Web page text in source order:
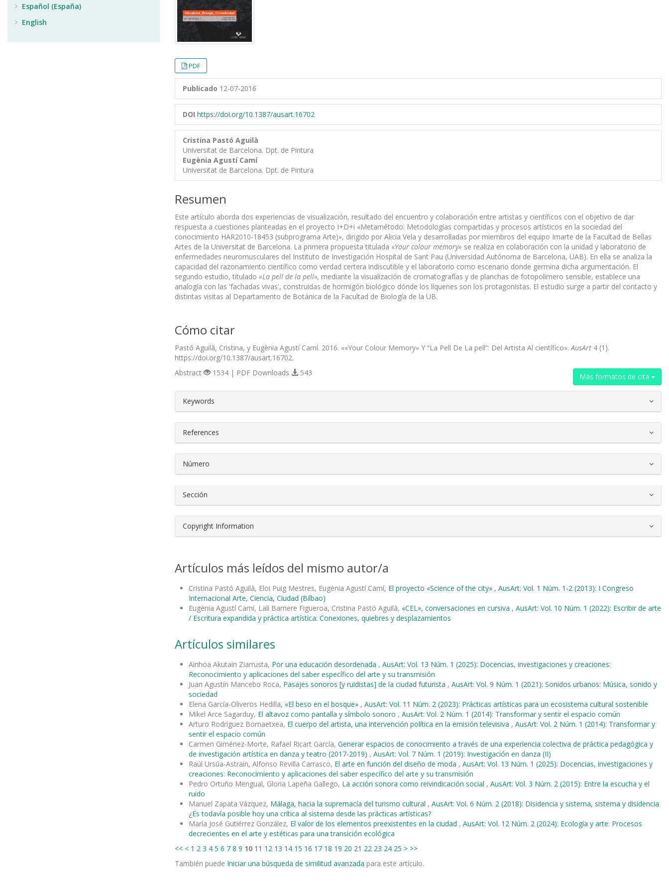
PDF
Publicado 12-07-2016
DOI https://doi.org/10.1387/ausart.16702
Cristina Pastó Aguilà
Universitat de Barcelona. Dpt. de Pintura
Eugènia Agustí Camí
Universitat de Barcelona. Dpt. de Pintura
Resumen
Este artículo aborda dos experiencias de visualización, resultado del encuentro y colaboración entre artistas y científicos con el objetivo de dar
respuesta a cuestiones planteadas en el proyecto I+D+i «Metamétodo: Metodologías compartidas y procesos artísticos en la sociedad del
conocimiento HAR2010-18453 (subprograma Arte)», dirigido por Alicia Vela y desarrolladas por miembros del equipo Imarte de la Facultad de Bellas
Artes de la Universitat de Barcelona. La primera propuesta titulada «Your colour memory» se realiza en colaboración con la unidad y laboratorio de
enfermedades neuromusculares del Instituto de Investigación Hospital de Sant Pau (Universidad Autónoma de Barcelona, UAB). En ella se analiza la
capacidad del razonamiento científico como verdad certera indiscutible y el laboratorio como escenario donde germina dicha argumentación. El
segundo estudio, titulado «La pell de la pell», mediante la visualización de cromatografías y de planchas de fotopolímero sensible, establece una
analogía con las 'fachadas vivas', construidas de hormigón biológico dónde los líquenes son los protagonistas. El estudio surge a partir del contacto y
distintas visitas al Departamento de Botánica de la Facultad de Biología de la UB.
Cómo citar
Pastó Aguilà, Cristina, y Eugènia Agustí Camí. 2016. ««Your Colour Memory» Y “La Pell De La pell”: Del Artista Al científico». AusArt 4 (1).
https://doi.org/10.1387/ausart.16702.
Más formatos de cita
Abstract 1534 | PDF Downloads 543
##plugins.themes.bootstrap3.article.details##
Keywords
References
Número
Sección
Copyright Information
Artículos más leídos del mismo autor/a
Cristina Pastó Aguilà, Eloi Puig Mestres, Eugènia Agustí Camí, El proyecto «Science of the city» , AusArt: Vol. 1 Núm. 1-2 (2013): I Congreso
Internacional Arte, Ciencia, Ciudad (Bilbao)
Eugènia Agustí Camí, Lali Barriere Figueroa, Cristina Pastó Aguilà, «CEL», conversaciones en cursiva , AusArt: Vol. 10 Núm. 1 (2022): Escribir de arte
/ Escritura expandida y práctica artística: Conexiones, quiebres y desplazamientos
Artículos similares
Ainhoa Akutain Ziarrusta, Por una educación desordenada , AusArt: Vol. 13 Núm. 1 (2025): Docencias, investigaciones y creaciones:
Reconocimiento y aplicaciones del saber específico del arte y su transmisión
Juan Agustín Mancebo Roca, Pasajes sonoros [y ruidistas] de la ciudad futurista , AusArt: Vol. 9 Núm. 1 (2021): Sonidos urbanos: Música, sonido y
sociedad
Elena García-Oliveros Hedilla, «El beso en el bosque» , AusArt: Vol. 11 Núm. 2 (2023): Prácticas artísticas para un ecosistema cultural sostenible
Mikel Arce Sagarduy, El altavoz como pantalla y símbolo sonoro , AusArt: Vol. 2 Núm. 1 (2014): Transformar y sentir el espacio común
Arturo Rodríguez Bornaetxea, El cuerpo del artista, una intervención política en la emisión televisiva , AusArt: Vol. 2 Núm. 1 (2014): Transformar y
sentir el espacio común
Carmen Giménez-Morte, Rafael Ricart García, Generar espacios de conocimiento a través de una experiencia colectiva de práctica pedagógica y
de investigación artística en danza y teatro (2017-2019) , AusArt: Vol. 7 Núm. 1 (2019): Investigación en danza (II)
Raúl Ursúa-Astrain, Alfonso Revilla Carrasco, El arte en función del diseño de moda , AusArt: Vol. 13 Núm. 1 (2025): Docencias, investigaciones y
creaciones: Reconocimiento y aplicaciones del saber específico del arte y su transmisión
Pedro Ortuño Mengual, Gloria Lapeña Gallego, La acción sonora como reivindicación social , AusArt: Vol. 3 Núm. 2 (2015): Entre la escucha y el
ruido
Manuel Zapata Vázquez, Málaga, hacia la supremacía del turismo cultural , AusArt: Vol. 6 Núm. 2 (2018): Disidencia y sistema, sistema y disidencia
¿Es todavía posible hoy una crítica al sistema desde las prácticas artísticas?
María José Gutiérrez González, El valor de los elementos preexistentes en la ciudad , AusArt: Vol. 12 Núm. 2 (2024): Ecología y arte: Procesos
decrecientes en el arte y estéticas para una transición ecológica
<< < 1 2 3 4 5 6 7 8 9 10 11 12 13 14 15 16 17 18 19 20 21 22 23 24 25 > >>
También puede Iniciar una búsqueda de similitud avanzada para este artículo.
Español (España)
English